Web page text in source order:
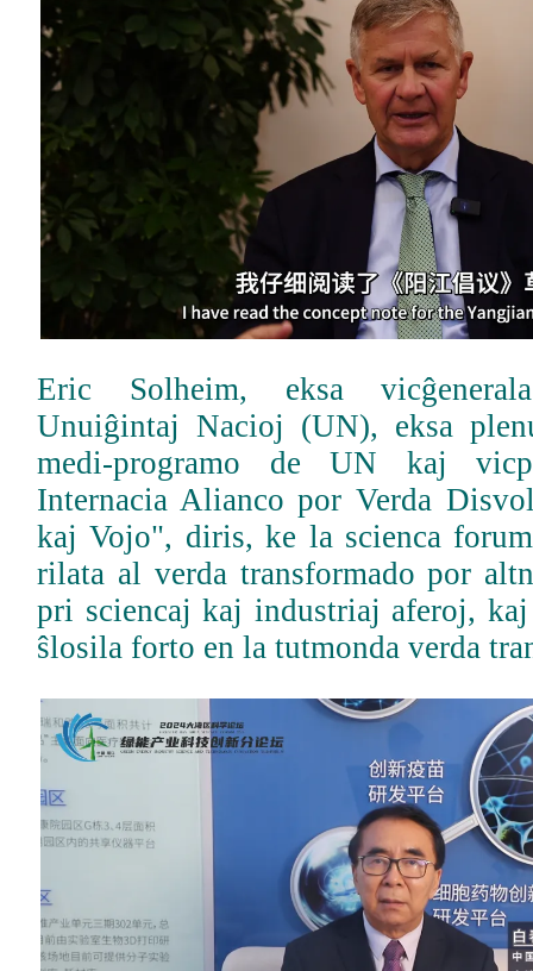
Eric Solheim, eksa
Unuiĝintaj Nacioj (UN), eksa
medi-programo de UN kaj
Internacia Alianco por Verda
kaj Vojo", diris, ke la scienca
rilata al verda transformado por
pri sciencaj kaj industriaj aferoj,
ŝlosila forto en la tutmonda verda